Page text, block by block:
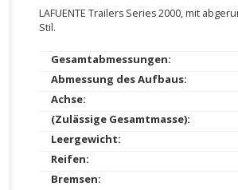
LAFUENTE Trailers Series 2000, mit
Stil.
Gesamtabmessungen:
Abmessung des Aufbaus:
Achse:
(Zulässige Gesamtmasse):
Leergewicht:
Reifen:
Bremsen: